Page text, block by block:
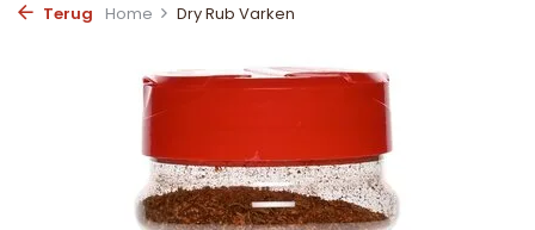
Terug
Home Dry Rub Varken